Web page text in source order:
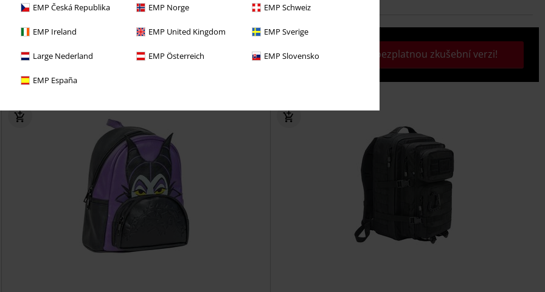
EMP Česká Republika EMP Norge EMP Schweiz
EMP Ireland EMP United Kingdom EMP Sverige
Large Nederland EMP Österreich EMP Slovensko
EMP España
zkušební verzi našeho BACKSTAGE CLUB Aktivujte si svou bezplatnou zkušební verzi!